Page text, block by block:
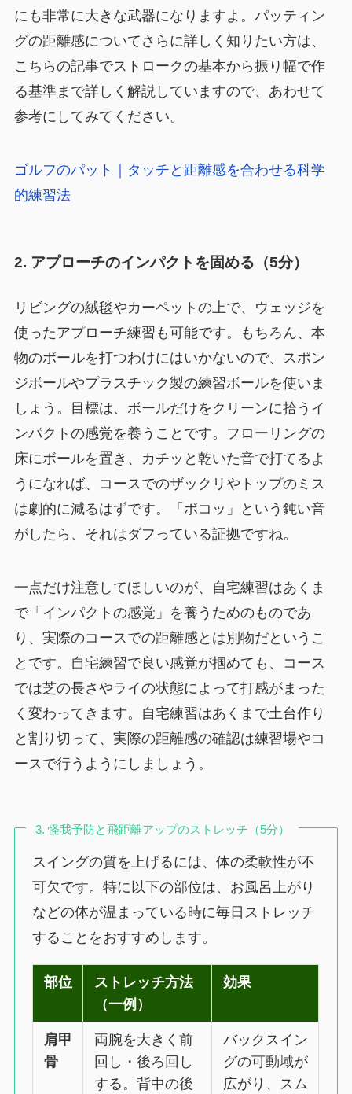
にも非常に大きな武器になりますよ。パッティン
グの距離感についてさらに詳しく知りたい方は、
こちらの記事でストロークの基本から振り幅で作
る基準まで詳しく解説していますので、あわせて
参考にしてみてください。
ゴルフのパット｜タッチと距離感を合わせる科学
的練習法
2. アプローチのインパクトを固める（5分）
リビングの絨毯やカーペットの上で、ウェッジを
使ったアプローチ練習も可能です。もちろん、本
物のボールを打つわけにはいかないので、スポン
ジボールやプラスチック製の練習ボールを使いま
しょう。目標は、ボールだけをクリーンに拾うイ
ンパクトの感覚を養うことです。フローリングの
床にボールを置き、カチッと乾いた音で打てるよ
うになれば、コースでのザックリやトップのミス
は劇的に減るはずです。「ボコッ」という鈍い音
がしたら、それはダフっている証拠ですね。
一点だけ注意してほしいのが、自宅練習はあくま
で「インパクトの感覚」を養うためのものであ
り、実際のコースでの距離感とは別物だというこ
とです。自宅練習で良い感覚が掴めても、コース
では芝の長さやライの状態によって打感がまった
く変わってきます。自宅練習はあくまで土台作り
と割り切って、実際の距離感の確認は練習場やコ
ースで行うようにしましょう。
3. 怪我予防と飛距離アップのストレッチ（5分）
スイングの質を上げるには、体の柔軟性が不
可欠です。特に以下の部位は、お風呂上がり
などの体が温まっている時に毎日ストレッチ
することをおすすめします。
部位
ストレッチ方法
（一例）
効果
肩甲
骨
両腕を大きく前
回し・後ろ回し
する。背中の後
バックスイン
グの可動域が
広がり、スム